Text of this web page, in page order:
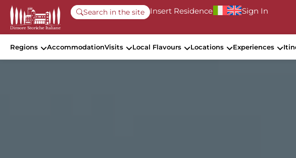
Search in the site Insert Residence Sign In
Regions AccommodationVisits Local Flavours Locations Experiences